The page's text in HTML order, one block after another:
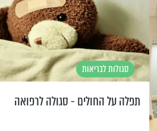
סגולות לבריאות
תפלה על החולים - סגולה לרפואה